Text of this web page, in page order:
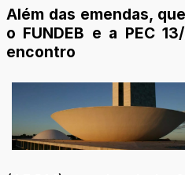
Além das emendas,
o FUNDEB e a PEC
encontro